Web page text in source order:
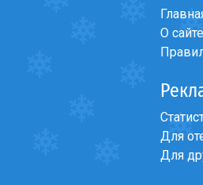
О сайте
Для
Для